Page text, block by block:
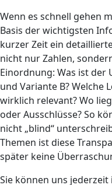
Wenn es schnell gehen
Basis der wichtigsten
kurzer Zeit ein
nicht nur Zahlen,
Einordnung: Was ist der
und Variante B? Welche
wirklich relevant? Wo
oder Ausschlüsse? So
nicht „blind“
Themen ist diese
später keine
Sie können uns